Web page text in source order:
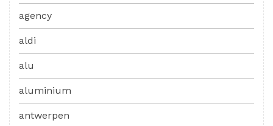
agency
aldi
alu
aluminium
antwerpen